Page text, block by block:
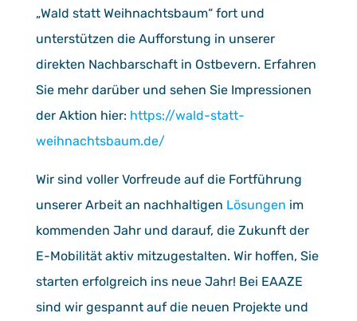
„Wald statt Weihnachtsbaum“ fort und
unterstützen die Aufforstung in unserer
direkten Nachbarschaft in Ostbevern. Erfahren
Sie mehr darüber und sehen Sie Impressionen
der Aktion hier: https://wald-statt-
weihnachtsbaum.de/
Wir sind voller Vorfreude auf die Fortführung
unserer Arbeit an nachhaltigen Lösungen im
kommenden Jahr und darauf, die Zukunft der
E-Mobilität aktiv mitzugestalten. Wir hoffen, Sie
starten erfolgreich ins neue Jahr! Bei EAAZE
sind wir gespannt auf die neuen Projekte und